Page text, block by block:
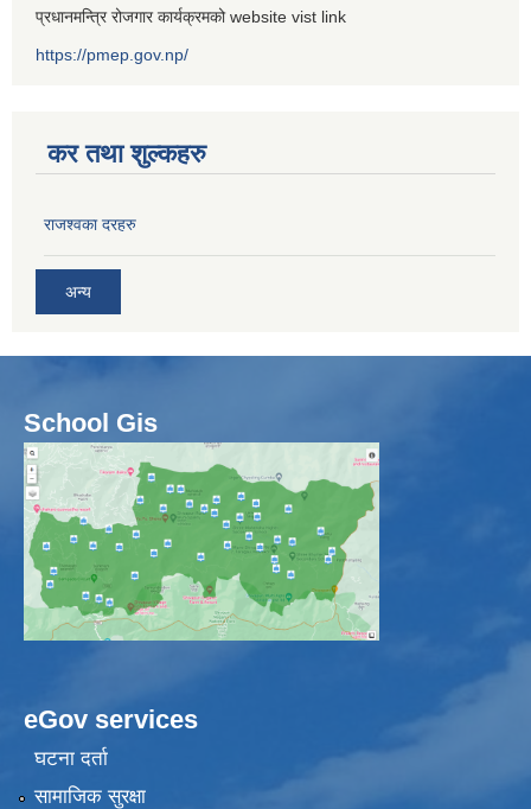
प्रधानमन्त्रि रोजगार कार्यक्रमको website vist link
https://pmep.gov.np/
कर तथा शुल्कहरु
राजश्वका दरहरु
अन्य
School Gis
eGov services
घटना दर्ता
सामाजिक सुरक्षा